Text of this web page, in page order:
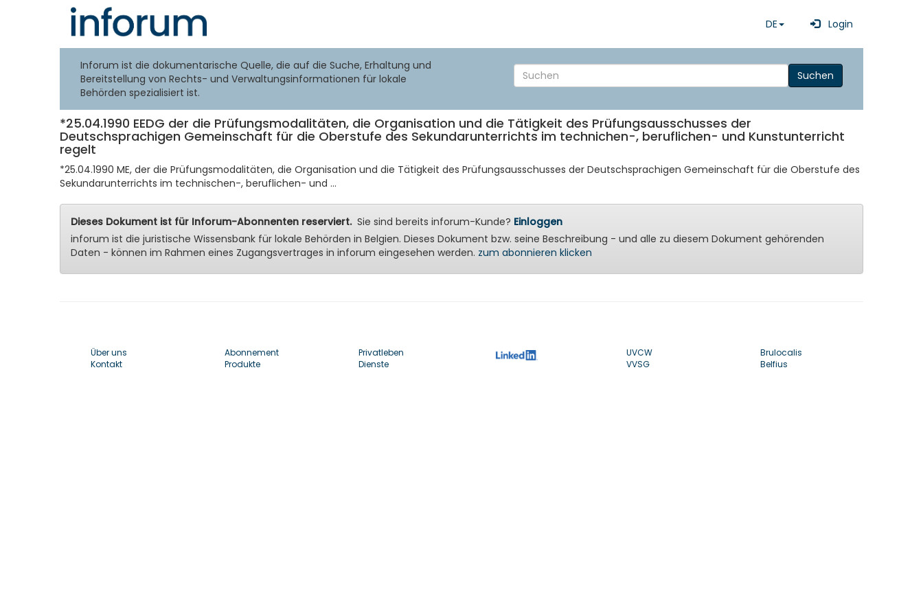
DE Login
Inforum ist die dokumentarische Quelle, die auf die Suche, Erhaltung und
Bereitstellung von Rechts- und Verwaltungsinformationen für lokale
Behörden spezialisiert ist.
Suchen
*25.04.1990 EEDG der die Prüfungsmodalitäten, die Organisation und die Tätigkeit des Prüfungsausschusses der
Deutschsprachigen Gemeinschaft für die Oberstufe des Sekundarunterrichts im technichen-, beruflichen- und Kunstunterricht
regelt
*25.04.1990 ME, der die Prüfungsmodalitäten, die Organisation und die Tätigkeit des Prüfungsausschusses der Deutschsprachigen Gemeinschaft für die Oberstufe des
Sekundarunterrichts im technischen-, beruflichen- und ...
Dieses Dokument ist für Inforum-Abonnenten reserviert.Sie sind bereits inforum-Kunde? Einloggen
inforum ist die juristische Wissensbank für lokale Behörden in Belgien. Dieses Dokument bzw. seine Beschreibung - und alle zu diesem Dokument gehörenden
Daten - können im Rahmen eines Zugangsvertrages in inforum eingesehen werden. zum abonnieren klicken
Über uns
Kontakt
Abonnement
Produkte
Privatleben
Dienste
UVCW
VVSG
Brulocalis
Belfius